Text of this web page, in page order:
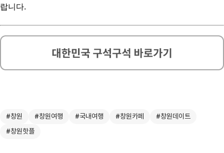
랍니다.
#창원 #창원여행 #국내여행 #창원카페
#창원데이트
#창원핫플